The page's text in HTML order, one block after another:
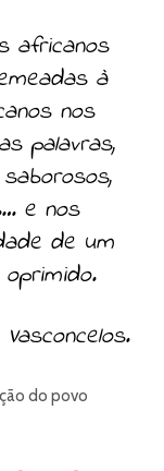
africanos
à
nos
palavras,
e nos
de um
do povo